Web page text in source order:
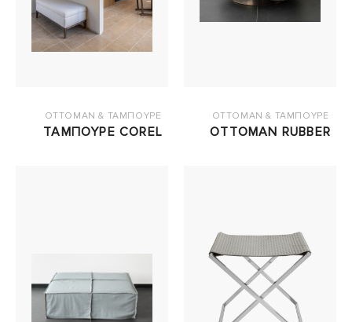
OTTOMAN & ΤΑΜΠΟΥΡΕ
ΤΑΜΠΟΥΡΕ COREL
OTTOMAN & ΤΑΜΠΟΥΡΕ
OTTOMAN RUBBER